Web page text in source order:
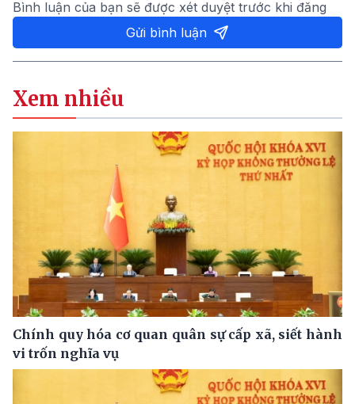
Bình luận của bạn sẽ được xét duyệt trước khi đăng
Gửi bình luận
Xem nhiều
Chính quy hóa cơ quan quân sự cấp xã, siết hành
vi trốn nghĩa vụ